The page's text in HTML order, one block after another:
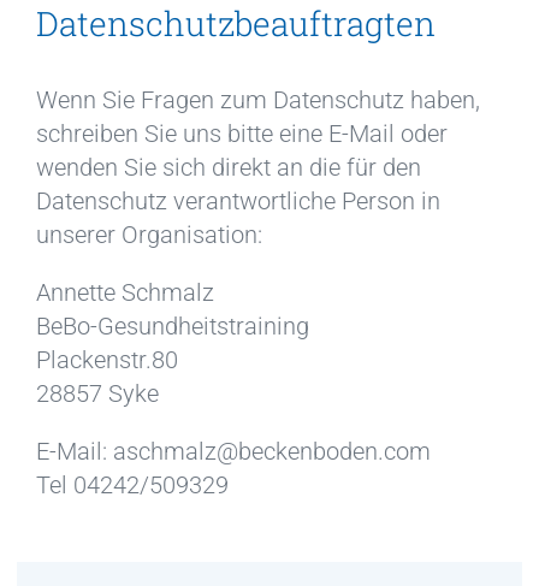
Datenschutzbeauftragten
Wenn Sie Fragen zum Datenschutz haben,
schreiben Sie uns bitte eine E-Mail oder
wenden Sie sich direkt an die für den
Datenschutz verantwortliche Person in
unserer Organisation:
Annette Schmalz
BeBo-Gesundheitstraining
Plackenstr.80
28857 Syke
E-Mail: aschmalz@beckenboden.com
Tel 04242/509329